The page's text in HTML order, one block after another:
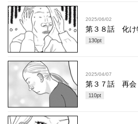
2025/06/02
第３８話 化け
130pt
2025/04/07
第３７話 再会
110pt